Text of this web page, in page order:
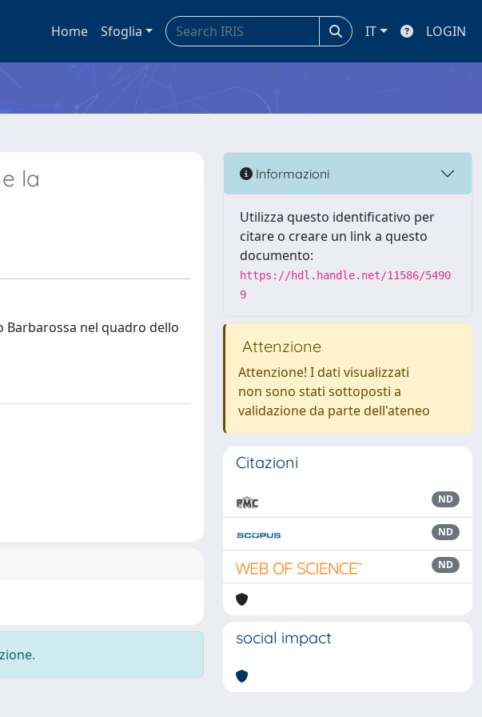
Home Sfoglia IT LOGIN
la
Barbarossa nel quadro dello
Informazioni
Utilizza questo identificativo per
citare o creare un link a questo
documento:
https://hdl.handle.net/11586/5490
9
Attenzione
Attenzione! I dati visualizzati
non sono stati sottoposti a
validazione da parte dell'ateneo
Citazioni
ND
ND
ND
social impact